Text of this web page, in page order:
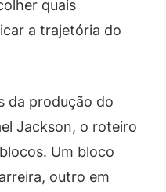
quais
a trajetória do
da produção do
Jackson, o roteiro
Um bloco
outro em